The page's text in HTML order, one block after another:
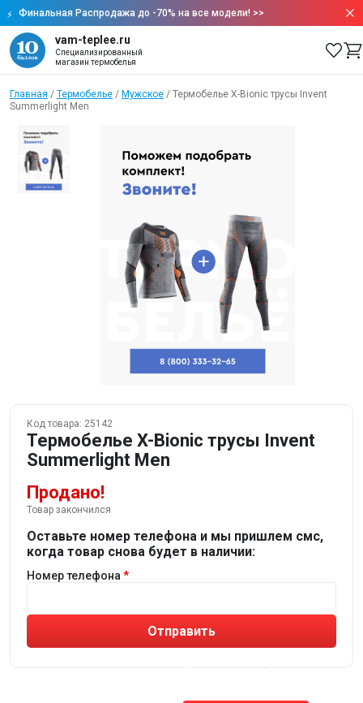
Финальная Распродажа до -70% на все модели! >>
vam-teplee.ru
Специализированный
магазин термобелья
Главная / Термобелье / Мужское / Термобелье X-Bionic трусы Invent
Summerlight Men
Код товара: 25142
Термобелье X-Bionic трусы Invent
Summerlight Men
Продано!
Товар закончился
Оставьте номер телефона и мы пришлем смс,
когда товар снова будет в наличии:
Номер телефона
Отправить